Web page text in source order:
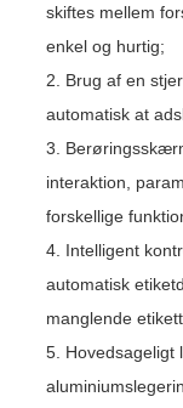
skiftes mellem
enkel og hurtig;
2. Brug af en
automatisk at
3.
interaktion,
forskellige
4. Intelligent
automatisk
manglende
5. Hovedsageligt